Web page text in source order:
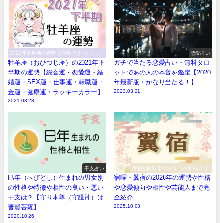
2021年下半期の運勢【無料で恐ろしい程
当たる！】
牡羊座（おひつじ座）の2021年下
半期の運勢【総合運・恋愛運・結
婚運・SEX運・仕事運・転職運・
金運・健康運・ラッキーカラー】
2021.03.23
恋愛占い
ガチで当たる恋愛占い・無料タロ
ットであの人の本音を鑑定【2020
年最新版・かなり当たる！】
2023.03.21
干支占い
巳年（へびどし）生まれの男女別
の性格や特徴や相性の良い・悪い
干支は？【守り本尊（守護神）は
普賢菩薩】
2020.10.26
宿曜占星術【2026年（令和8年）】
宿曜・翼宿の2026年の運勢や性格
や恋愛傾向や相性や芸能人まで完
全紹介
2025.10.08